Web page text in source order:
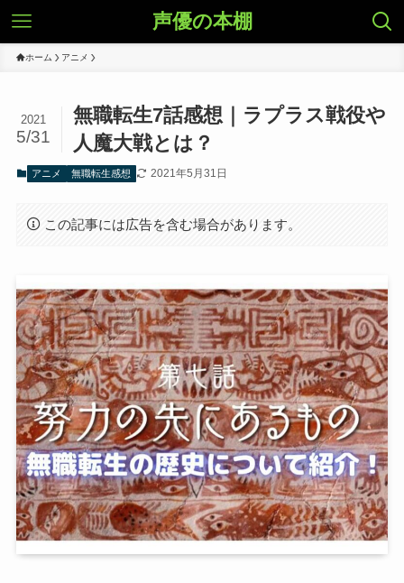
声優の本棚
ホーム アニメ
無職転生7話感想｜ラプラス戦役や
人魔大戦とは？
2021
5/31
アニメ 無職転生感想 2021年5月31日
この記事には広告を含む場合があります。